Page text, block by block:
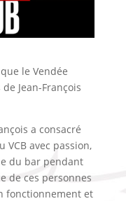
le Vendée
Jean-François
a consacré
VCB avec passion,
du bar pendant
de ces personnes
fonctionnement et